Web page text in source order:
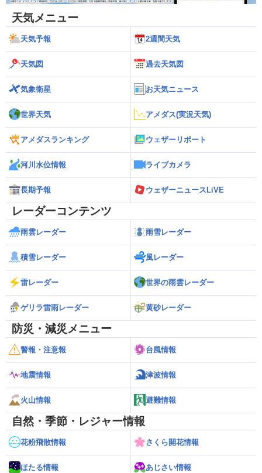
天気メニュー
天気予報 2週間天気
天気図 過去天気図
気象衛星 お天気ニュース
世界天気 アメダス(実況天気)
アメダスランキング ウェザーリポート
河川水位情報 ライブカメラ
長期予報 ウェザーニュースLiVE
レーダーコンテンツ
雨雲レーダー 雨雪レーダー
積雪レーダー 風レーダー
雷レーダー 世界の雨雲レーダー
ゲリラ雷雨レーダー 黄砂レーダー
防災・減災メニュー
警報・注意報 台風情報
地震情報 津波情報
火山情報 避難情報
自然・季節・レジャー情報
花粉飛散情報 さくら開花情報
ほたる情報 あじさい情報